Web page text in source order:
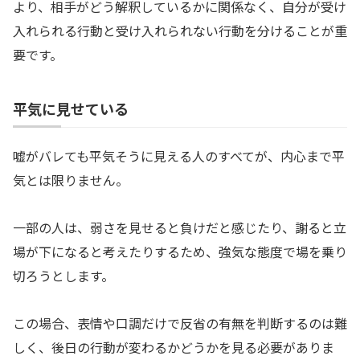
より、相手がどう解釈しているかに関係なく、自分が受け
入れられる行動と受け入れられない行動を分けることが重
要です。
平気に見せている
嘘がバレても平気そうに見える人のすべてが、内心まで平
気とは限りません。
一部の人は、弱さを見せると負けだと感じたり、謝ると立
場が下になると考えたりするため、強気な態度で場を乗り
切ろうとします。
この場合、表情や口調だけで反省の有無を判断するのは難
しく、後日の行動が変わるかどうかを見る必要がありま